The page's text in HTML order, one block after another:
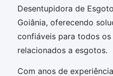
Desentupidora de
Goiânia, oferecendo
confiáveis para todos
relacionados a esgotos.
Com anos de